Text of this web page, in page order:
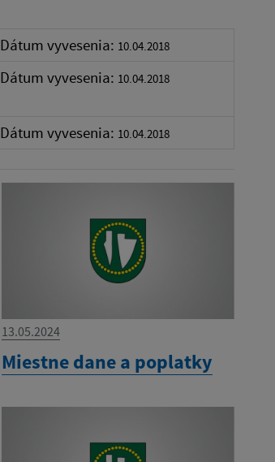
Dátum vyvesenia: 10.04.2018
Dátum vyvesenia: 10.04.2018
Dátum vyvesenia: 10.04.2018
13.05.2024
Miestne dane a poplatky